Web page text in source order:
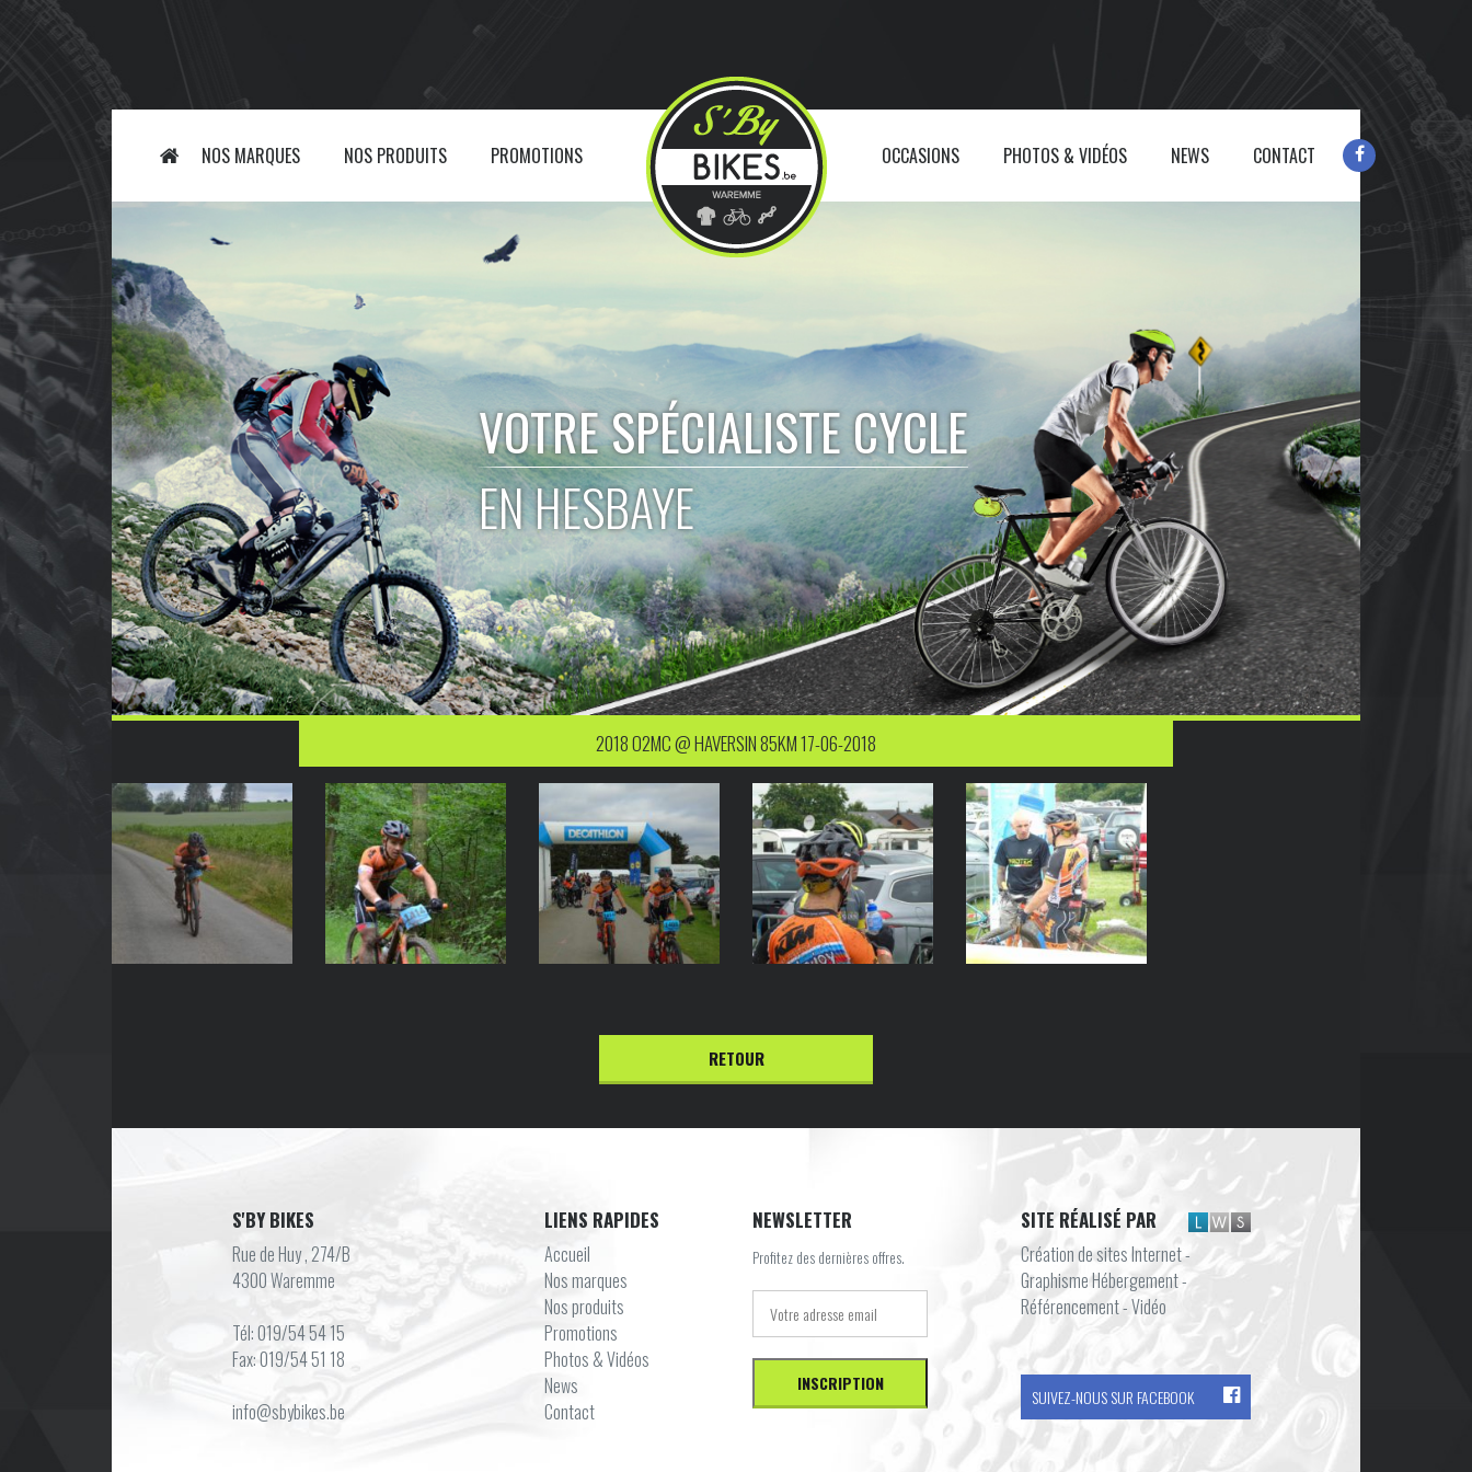
NOS MARQUES NOS PRODUITS PROMOTIONS OCCASIONS PHOTOS & VIDÉOS NEWS CONTACT
VOTRE SPÉCIALISTE CYCLE
EN HESBAYE
2018 O2MC @ HAVERSIN 85KM 17-06-2018
RETOUR
S'BY BIKES
Rue de Huy , 274/B
4300 Waremme
Tél: 019/54 54 15
Fax: 019/54 51 18
info@sbybikes.be
LIENS RAPIDES
Accueil
Nos marques
Nos produits
Promotions
Photos & Vidéos
News
Contact
NEWSLETTER
Profitez des dernières offres.
SITE RÉALISÉ PAR
Création de sites Internet -
Graphisme Hébergement -
Référencement - Vidéo
SUIVEZ-NOUS SUR FACEBOOK